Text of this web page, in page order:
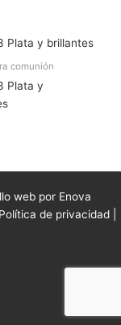
comunión
Plata y
web por Enova
Política de privacidad|